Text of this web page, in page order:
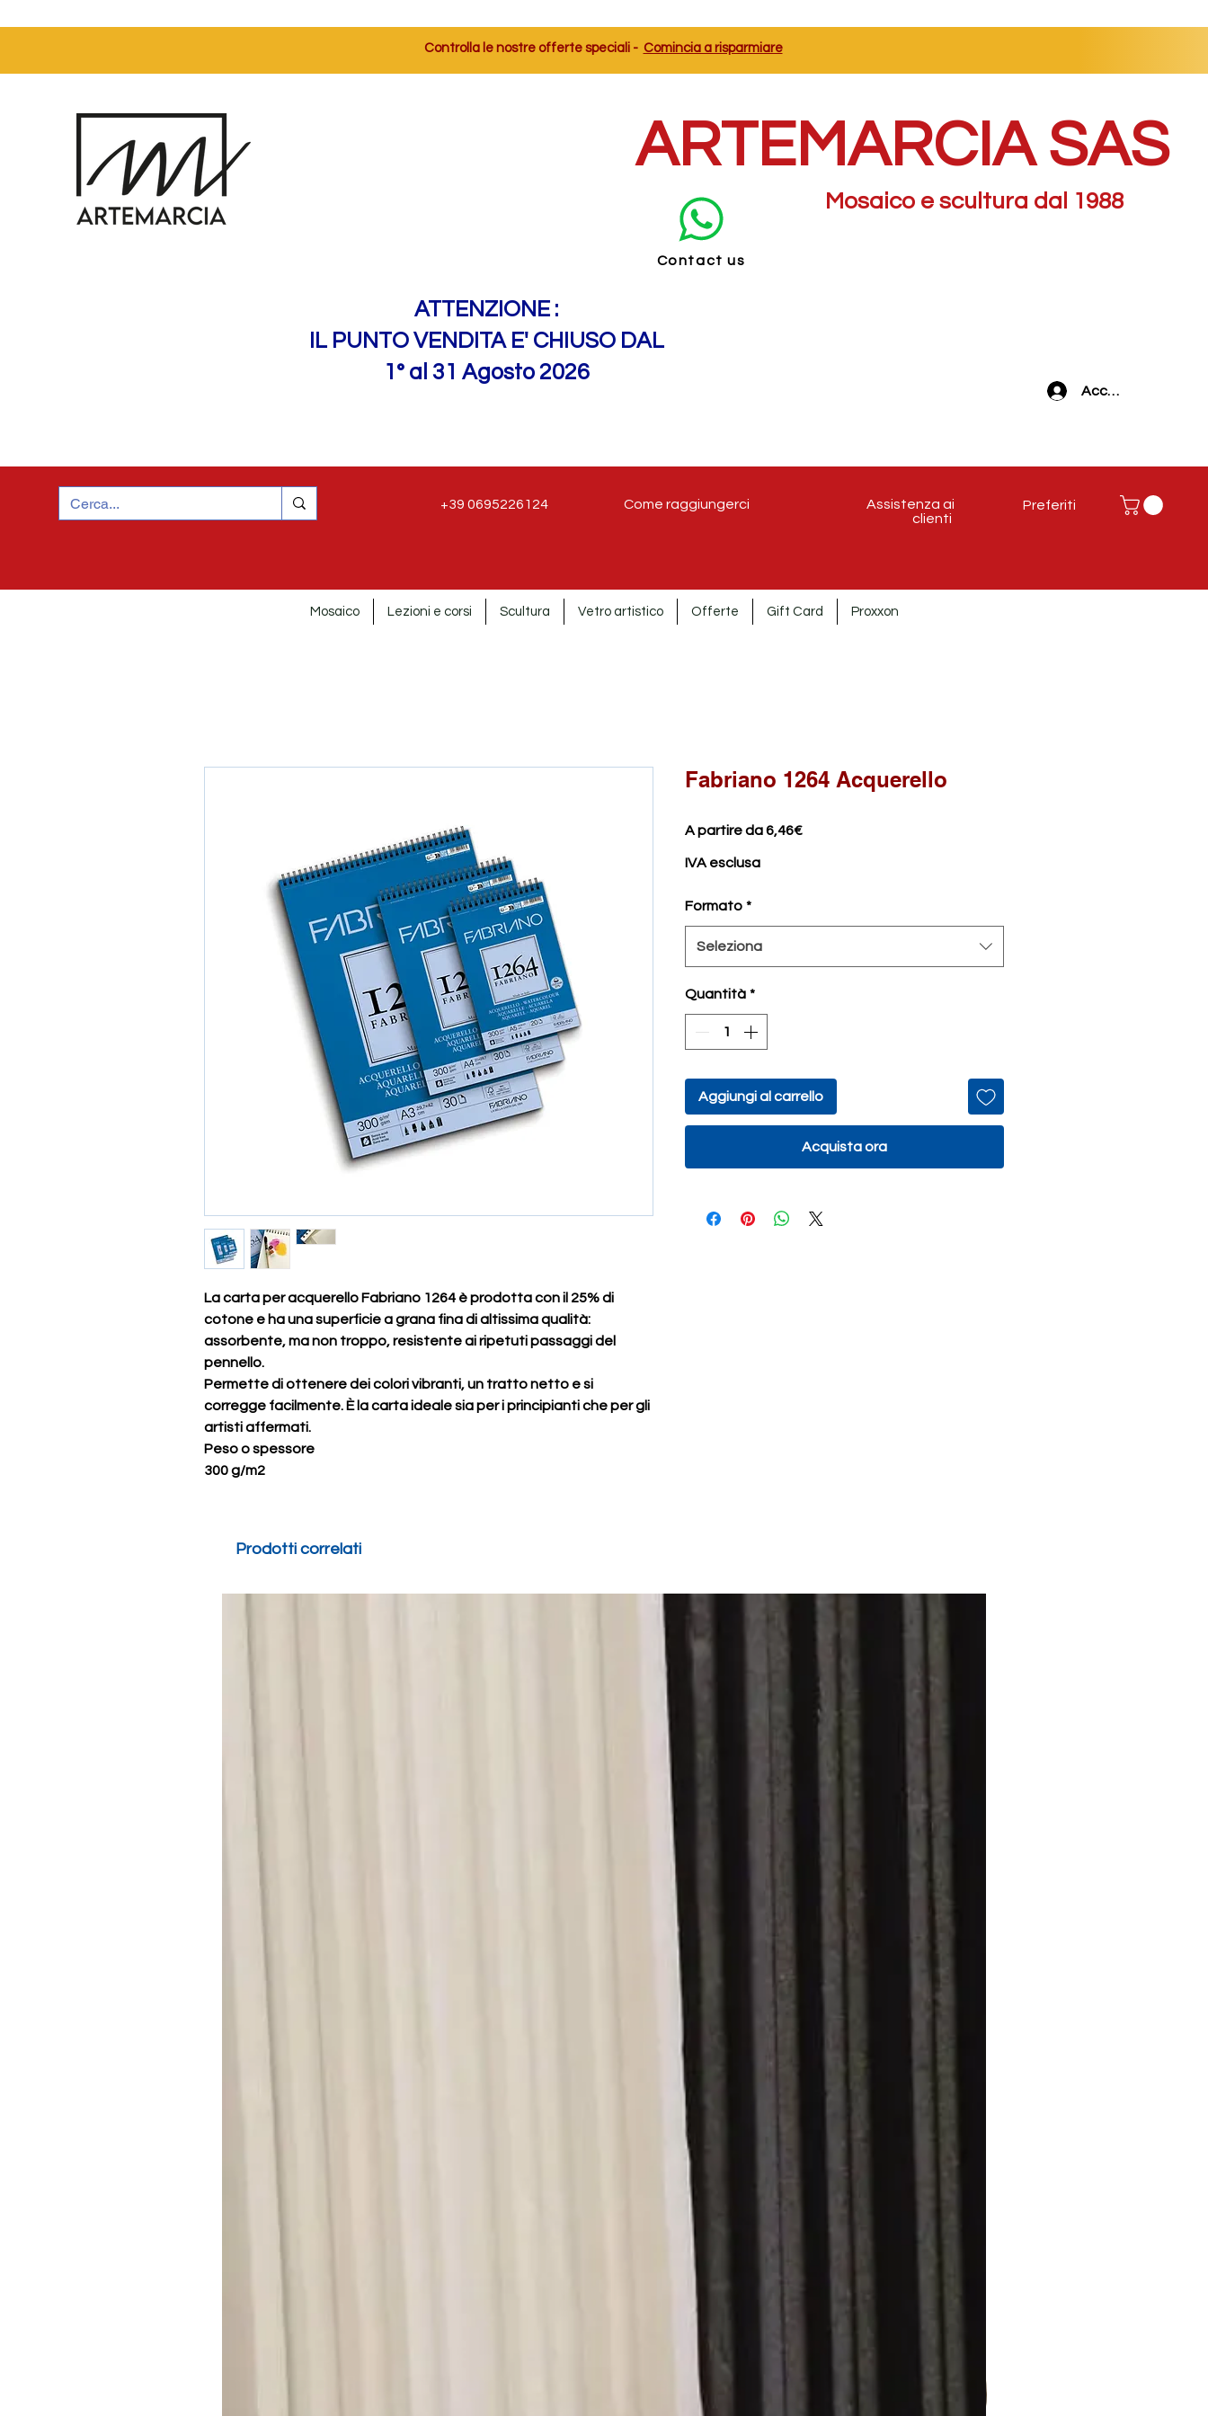
Controlla le nostre offerte speciali - Comincia a risparmiare
ARTEMARCIA SAS
Contact us
Mosaico e scultura dal 1988
ATTENZIONE :
IL PUNTO VENDITA E' CHIUSO DAL
1° al 31 Agosto 2026
Preferiti
Accedi
+39 0695226124 Come raggiungerci
Assistenza ai
clienti
Mosaico Lezioni e corsi Scultura Vetro artistico Offerte Gift Card Proxxon
La carta per acquerello Fabriano 1264 è prodotta con il 25% di
cotone e ha una superficie a grana fina di altissima qualità:
assorbente, ma non troppo, resistente ai ripetuti passaggi del
pennello.
Permette di ottenere dei colori vibranti, un tratto netto e si
corregge facilmente. È la carta ideale sia per i principianti che per gli
artisti affermati.
Peso o spessore
300 g/m2
Fabriano 1264 Acquerello
A partire da6,46€Prezzo
IVA esclusa
Formato *
Seleziona
Quantità *
Aggiungi al carrello
Acquista ora
Prodotti correlati